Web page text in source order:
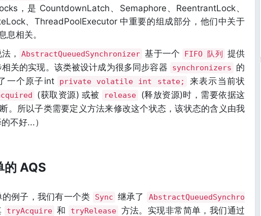
，是 CountdownLatch、Semaphore、ReentrantLock、
、ThreadPoolExecutor 中重要的组成部分，他们中关于
息相关。
，
AbstractQueuedSynchronizer 基于一个 FIFO 队列
提供
关的实现。该类被设计成为很多同步容器
synchronizers
的
一个原子int
private volatile int state;
来表示当前状
(获取资源) 或被 release
(释放资源)时，需要依据这
。所以子类需要定义方法来修改这个状态，该状态的含义由我
不好...）
的 AQS
例子，我们有一个类 Sync 继承了
AbstractQueuedSynchro
tryAcquire 和 tryRelease 方法。实现非常简单，我们通过